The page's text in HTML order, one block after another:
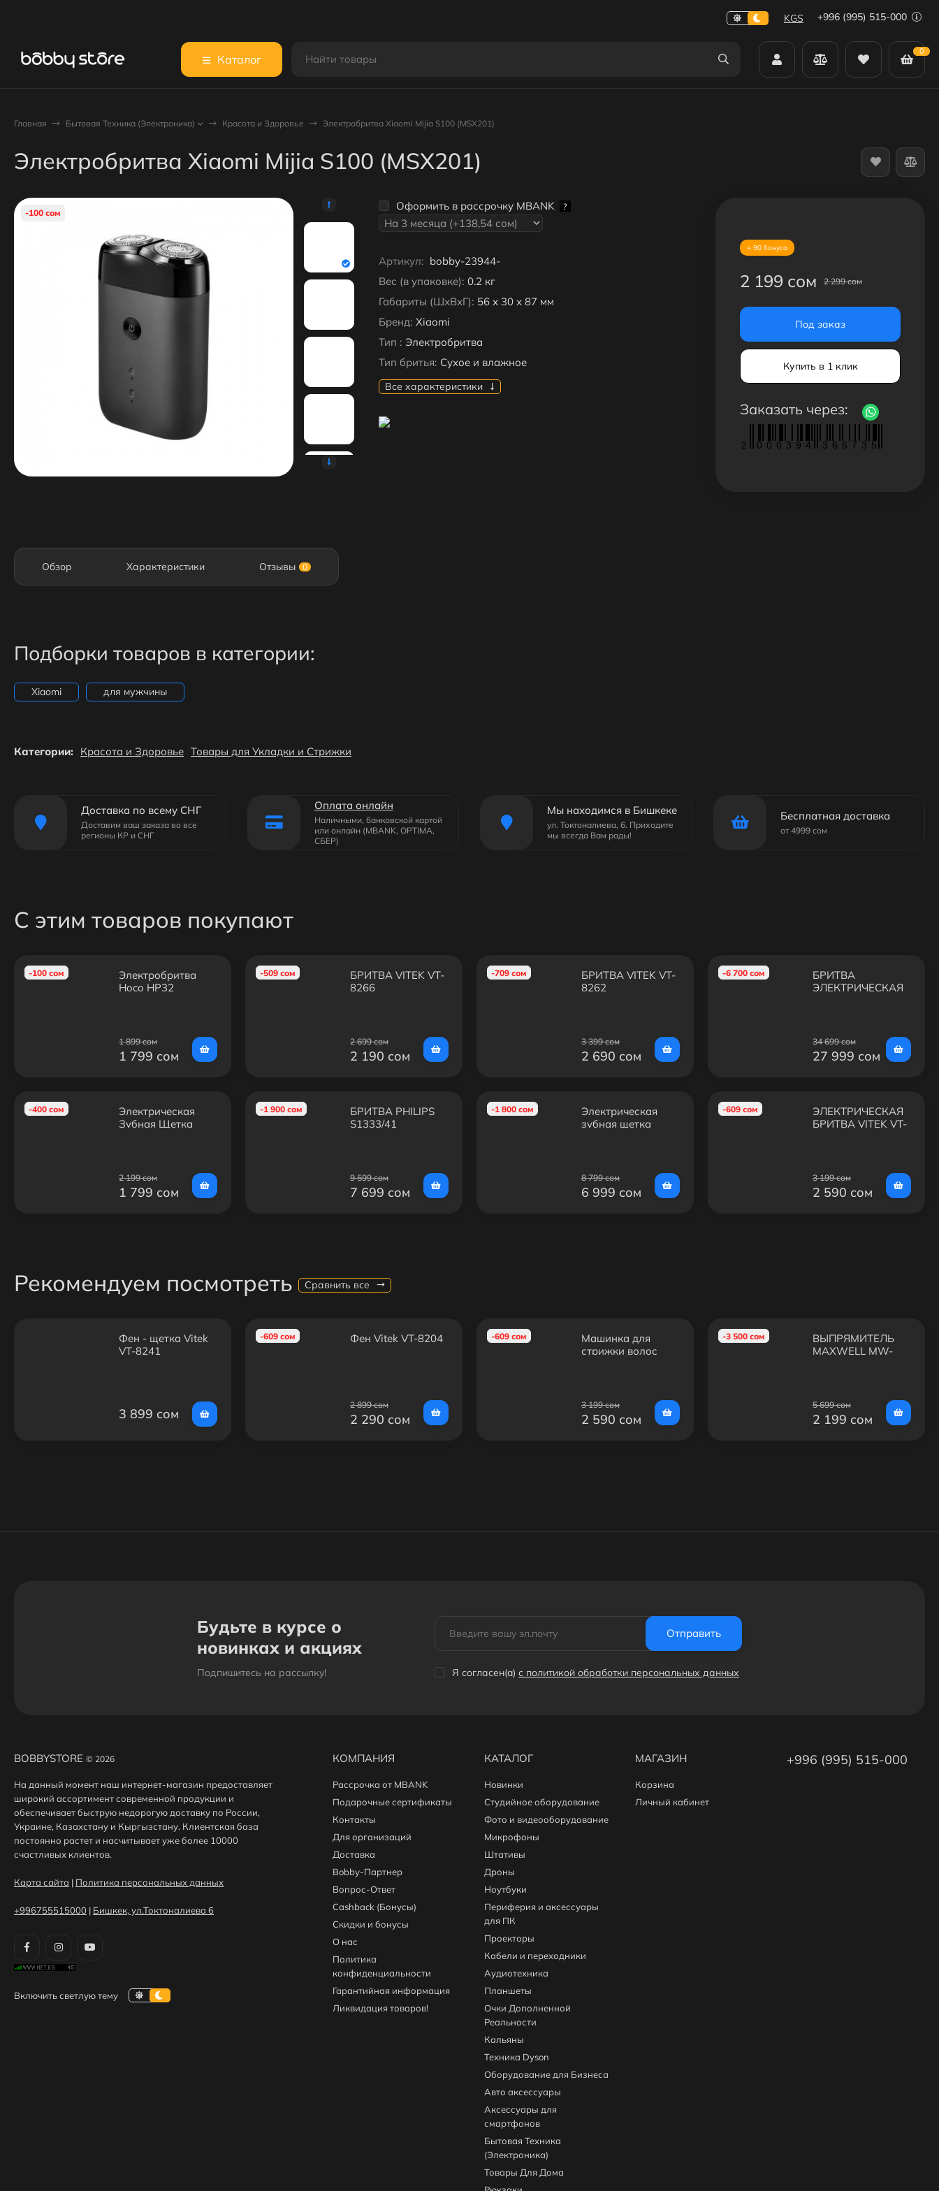
KGS +996 (995) 515-000
Каталог
0
Главная Бытовая Техника (Электроника) Красота и Здоровье Электробритва Xiaomi Mijia S100 (MSX201)
Электробритва Xiaomi Mijia S100 (MSX201)
-100 сом
Оформить в рассрочку MBANK ?
Артикул: bobby-23944-
Вес (в упаковке): 0.2 кг
Габариты (ШхВхГ): 56 х 30 х 87 мм
Бренд: Xiaomi
Тип : Электробритва
Тип бритья: Сухое и влажное
Все характеристики
+ 90 бонуса
2 199 сом 2 299 сом
Под заказ
Купить в 1 клик
Заказать через:
2 0 0 0 3 9 4 3 6 6 7 3 5
Обзор Характеристики Отзывы 0
Подборки товаров в категории:
Xiaomi для мужчины
Категории: Красота и Здоровье Товары для Укладки и Стрижки
Доставка по всему СНГ
Доставим ваш заказа во все
регионы КР и СНГ
Оплата онлайн
Наличными, банковской картой
или онлайн (MBANK, OPTIMA,
СБЕР)
Мы находимся в Бишкеке
ул. Токтоналиева, 6. Приходите
мы всегда Вам рады!
Бесплатная доставка
от 4999 сом
С этим товаров покупают
-100 сом
Электробритва
Hoco HP32
1 899 сом
1 799 сом
-400 сом
Электрическая
Зубная Щетка
2 199 сом
1 799 сом
-509 сом
БРИТВА VITEK VT-
8266
2 699 сом
2 190 сом
-1 900 сом
БРИТВА PHILIPS
S1333/41
9 599 сом
7 699 сом
-709 сом
БРИТВА VITEK VT-
8262
3 399 сом
2 690 сом
-1 800 сом
Электрическая
зубная щетка
8 799 сом
6 999 сом
-6 700 сом
БРИТВА
ЭЛЕКТРИЧЕСКАЯ
34 699 сом
27 999 сом
-609 сом
ЭЛЕКТРИЧЕСКАЯ
БРИТВА VITEK VT-
3 199 сом
2 590 сом
Рекомендуем посмотреть Сравнить все
Фен - щетка Vitek
VT-8241
3 899 сом
-609 сом Фен Vitek VT-8204
2 899 сом
2 290 сом
-609 сом
Машинка для
стрижки волос
3 199 сом
2 590 сом
-3 500 сом
ВЫПРЯМИТЕЛЬ
MAXWELL MW-
5 699 сом
2 199 сом
Будьте в курсе о
новинках и акциях
Подпишитесь на рассылкy!
Отправить
Я согласен(a) с политикой обработки персональных данных
BOBBYSTORE © 2026
На данный момент наш интернет-магазин предоставляет
широкий ассортимент современной продукции и
обеспечивает быструю недорогую доставку по России,
Украине, Казахстану и Кыргызстану. Клиентская база
постоянно растет и насчитывает уже более 10000
счастливых клиентов.
Карта сайта | Политика персональных данных
+996755515000 | Бишкек, ул.Токтоналиева 6
КОМПАНИЯ
Рассрочка от MBANK
Подарочные сертификаты
Контакты
Для организаций
Доставка
Bobby-Партнер
Вопрос-Ответ
Cashback (Бонусы)
Скидки и бонусы
О нас
Политика
конфиденциальности
Гарантийная информация
Ликвидация товаров!
КАТАЛОГ
Новинки
Студийное оборудование
Фото и видеооборудование
Микрофоны
Штативы
Дроны
Ноутбуки
Периферия и аксессуары
для ПК
Проекторы
Кабели и переходники
Аудиотехника
Планшеты
Очки Дополненной
Реальности
Кальяны
Техника Dyson
Оборудование для Бизнеса
Авто аксессуары
Аксессуары для
смартфонов
Бытовая Техника
(Электроника)
Товары Для Дома
МАГАЗИН
Корзина
Личный кабинет
+996 (995) 515-000